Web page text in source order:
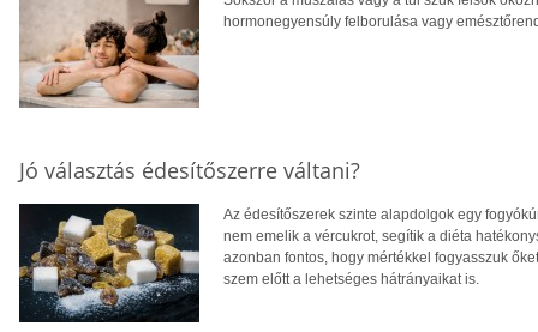
hormonegyensúly felborulása vagy
Jó választás édesítőszerre váltani?
Az édesítőszerek szinte alapdolgok egy
nem emelik a vércukrot, segítik a diéta
azonban fontos, hogy mértékkel fogyasszuk
szem előtt a lehetséges hátrányaikat is.